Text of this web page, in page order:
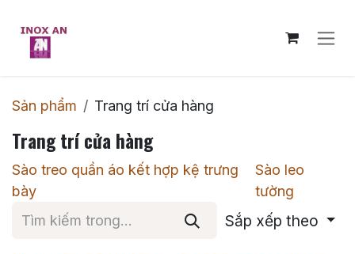
Sản phẩm Trang trí cửa hàng
Trang trí cửa hàng
Sào treo quần áo kết hợp kệ trưng
bày
Sào leo
tường
Sắp xếp theo